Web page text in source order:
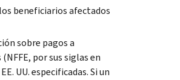
beneficiarios afectados
sobre pagos a
(NFFE, por sus siglas en
UU. especificadas. Si un